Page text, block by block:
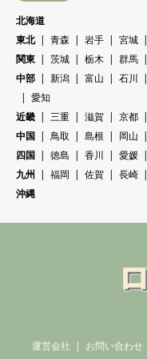
北海道
東北
青森 岩手 宮城
関東
茨城 栃木 群馬
中部
新潟 富山 石川
愛知
近畿
三重 滋賀 京都
中国
鳥取 島根 岡山
四国
徳島 香川 愛媛
九州
福岡 佐賀 長崎
沖縄
運営会社 お問い合わせ